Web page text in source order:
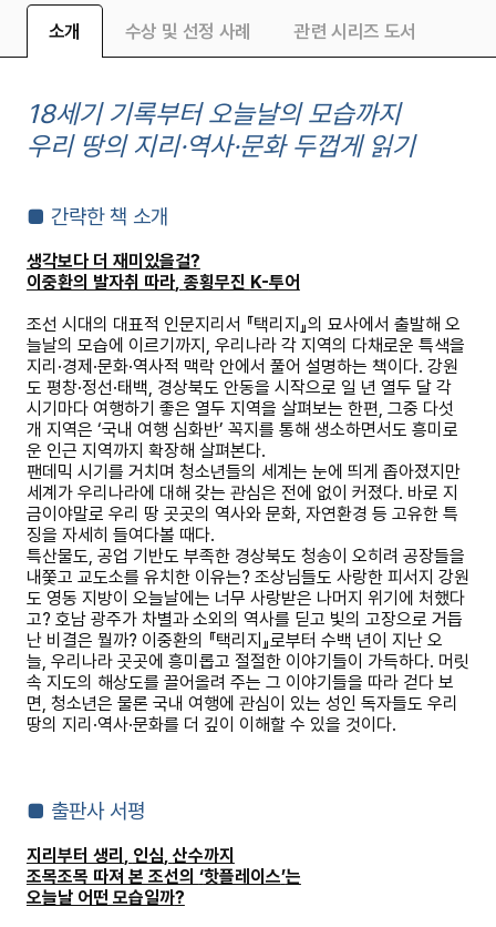
소개 수상 및 선정 사례 관련 시리즈 도서
18세기 기록부터 오늘날의 모습까지
우리 땅의 지리·역사·문화 두껍게 읽기
■ 간략한 책 소개
생각보다 더 재미있을걸?
이중환의 발자취 따라, 종횡무진 K-투어
조선 시대의 대표적 인문지리서 『택리지 』의 묘사에서 출발해 오
늘날의 모습에 이르기까지 우리나라 각 지역의 다채로운 특색을
지리 ·경제·문화·역사적 맥락 안에서 풀어 설명하는 책이다. 강원
도 평창·정선·태백 경상북도 안동을 시작으로 일 년 열두 달 각
시기마다 여행하기 좋은 열두 지역을 살펴보는 한편 그중 다섯
개 지역은 ‘국내 여행 심화반’ 꼭지를 통해 생소하면서도 흥미로
운 인근 지역까지 확장해 살펴본다.
팬데믹 시기를 거치며 청소년들의 세계는 눈에 띄게 좁아졌지만
세계가 우리나라에 대해 갖는 관심은 전에 없이 커졌다. 바로 지
금이야말로 우리 땅 곳곳의 역사와 문화, 자연환경 등 고유한 특
징을 자세히 들여다볼 때다.
특산물도 공업 기반도 부족한 경상북도 청송이 오히려 공장들을
내쫓고 교도소를 유치한 이유는? 조상님들도 사랑한 피서지 강원
도 영동 지방이 오늘날에는 너무 사랑받은 나머지 위기에 처했다
고? 호남 광주가 차별과 소외의 역사를 딛고 빛의 고장으로 거듭
난 비결은 뭘까? 이중환의 『택리지 』로부터 수백 년이 지난 오
늘 우리나라 곳곳에 흥미롭고 절절한 이야기들이 가득하다. 머릿
속 지도의 해상도를 끌어올려 주는 그 이야기들을 따라 걷다 보
면 청소년은 물론 국내 여행에 관심이 있는 성인 독자들도 우리
땅의 지리 ·역사·문화를 더 깊이 이해할 수 있을 것이다.
■ 출판사 서평
지리부터 생리 인심 산수까지
조목조목 따져 본 조선의 ‘핫플레이스’는
오늘날 어떤 모습일까?